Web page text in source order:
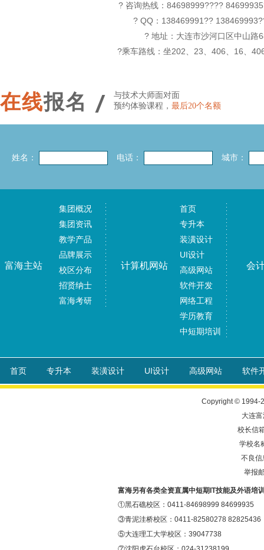
? 咨询热线：84698999????
? QQ：138469991??
? 地址：大连市沙河口区中山路
?乘车路线：坐202、23、406、16、
在线报名 /
与技术大师面对面
预约体验课程， 最后20个名额
姓名： 电话： 城市：
富海主站
集团概况
集团资讯
教学产品
品牌展示
校区分布
招贤纳士
富海考研
计算机网站
首页
专升本
装潢设计
UI设计
高级网站
软件开发
网络工程
学历教育
中短期培训
会
首页 专升本 装潢设计 UI设计 高级网站 软件
Copyright © 1994-
大连
校长信
学校名
不良
举报
富海另有各类全资直属中短期IT技能及外语培
①黑石礁校区：0411-84698999 84699935
③青泥洼桥校区：0411-82580278 82825436
⑤大连理工大学校区：39047738